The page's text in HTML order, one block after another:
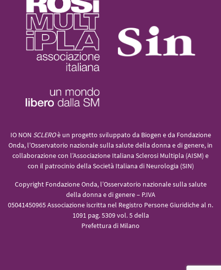
IO NON SCLEROè un progetto sviluppato da Biogen e da Fondazione
Onda, l’Osservatorio nazionale sulla salute della donna e di genere, in
collaborazione con l’Associazione Italiana Sclerosi Multipla (AISM) e
con il patrocinio della Società Italiana di Neurologia (SIN)
Copyright Fondazione Onda, l’Osservatorio nazionale sulla salute
della donna e di genere – P.IVA
05041450965 Associazione iscritta nel Registro Persone Giuridiche al n.
1091 pag. 5309 vol. 5 della
Prefettura di Milano